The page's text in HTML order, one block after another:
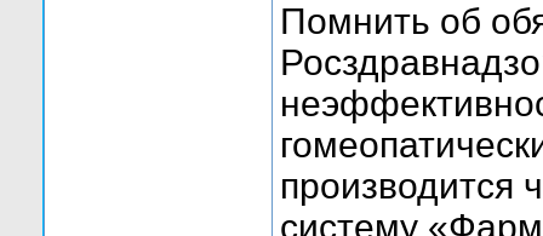
Помнить об
производится
систему